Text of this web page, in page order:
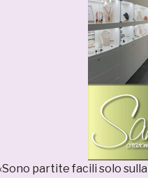
partite facili solo